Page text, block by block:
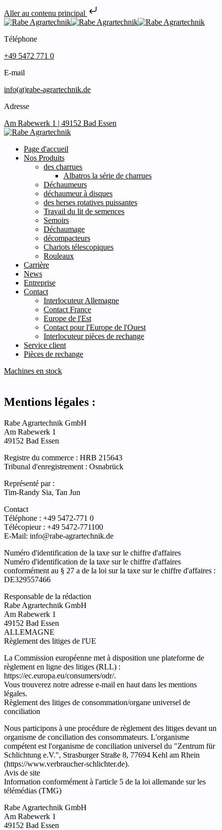
Aller au contenu principal
Téléphone
+49 5472 771 0
E-mail
info(at)rabe-agrartechnik.de
Adresse
Am Rabewerk 1 | 49152 Bad Essen
Page d'accueil
Nos Produits
des charrues
Albatros la série de charrues
Déchaumeurs
déchaumeur à disques
des herses rotatives puissantes
Travail du lit de semences
Semoirs
Déchaumage
décompacteurs
Chariots télescopiques
Rouleaux
Carrière
News
Entreprise
Contact
Interlocuteur Allemagne
Contact France
Europe de l'Est
Contact pour l'Europe de l'Ouest
Interlocuteur pièces de rechange
Service client
Pièces de rechange
Machines en stock
Mentions légales :
Rabe Agrartechnik GmbH
Am Rabewerk 1
49152 Bad Essen
Registre du commerce : HRB 215643
Tribunal d'enregistrement : Osnabrück
Représenté par :
Tim-Randy Sia, Tan Jun
Contact
Téléphone : +49 5472-771 0
Télécopieur : +49 5472-771100
E-Mail: info@rabe-agrartechnik.de
Numéro d'identification de la taxe sur le chiffre d'affaires
Numéro d'identification de la taxe sur le chiffre d'affaires
conformément au § 27 a de la loi sur la taxe sur le chiffre d'affaires :
DE329557466
Responsable de la rédaction
Rabe Agrartechnik GmbH
Am Rabewerk 1
49152 Bad Essen
ALLEMAGNE
Règlement des litiges de l'UE
La Commission européenne met à disposition une plateforme de
règlement en ligne des litiges (RLL) :
https://ec.europa.eu/consumers/odr/.
Vous trouverez notre adresse e-mail en haut dans les mentions
légales.
Règlement des litiges de consommation/organe universel de
conciliation
Nous participons à une procédure de règlement des litiges devant un
organisme de conciliation des consommateurs. L'organisme
compétent est l'organisme de conciliation universel du "Zentrum für
Schlichtung e.V.", Strasburger Straße 8, 77694 Kehl am Rhein
(https://www.verbraucher-schlichter.de).
Avis de site
Information conformément à l'article 5 de la loi allemande sur les
télémédias (TMG)
Rabe Agrartechnik GmbH
Am Rabewerk 1
49152 Bad Essen